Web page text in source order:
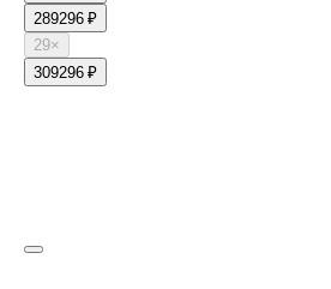
289296 ₽
29×
309296 ₽